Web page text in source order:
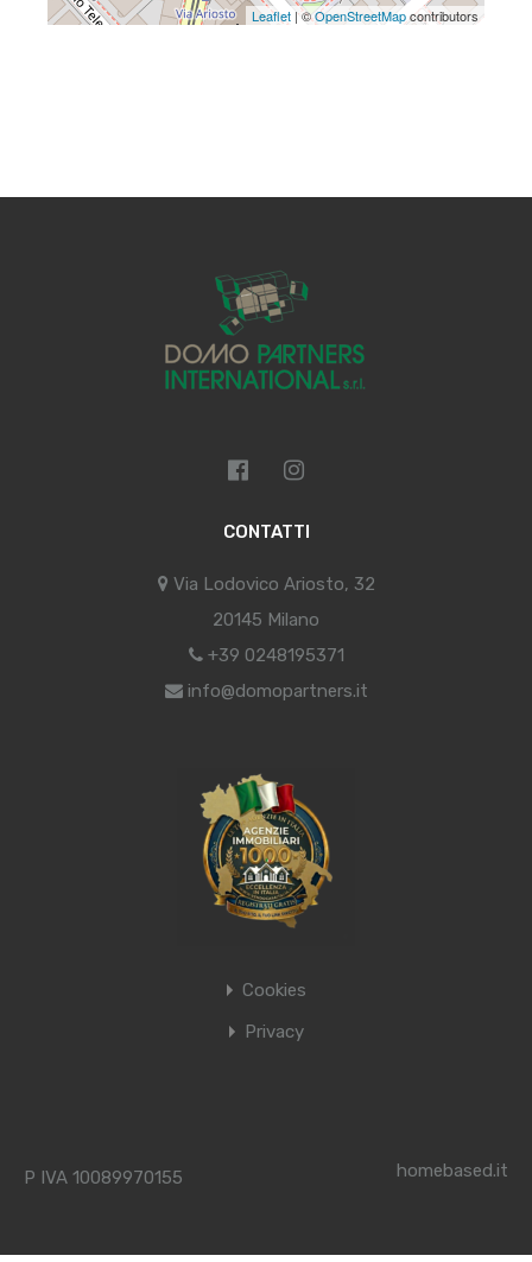
Leaflet | ©OpenStreetMapcontributors
CONTATTI
Via Lodovico Ariosto, 32
20145 Milano
+39 0248195371
info@domopartners.it
Cookies
Privacy
P IVA 10089970155 homebased.it